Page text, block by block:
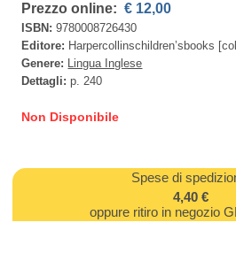
Prezzo online: € 12,00
ISBN:9780008726430
Editore: Harpercollinschildren’sbooks
Genere: Lingua Inglese
Dettagli:p. 240
Non Disponibile
Spese di
4,40 €
oppure ritiro in negozio